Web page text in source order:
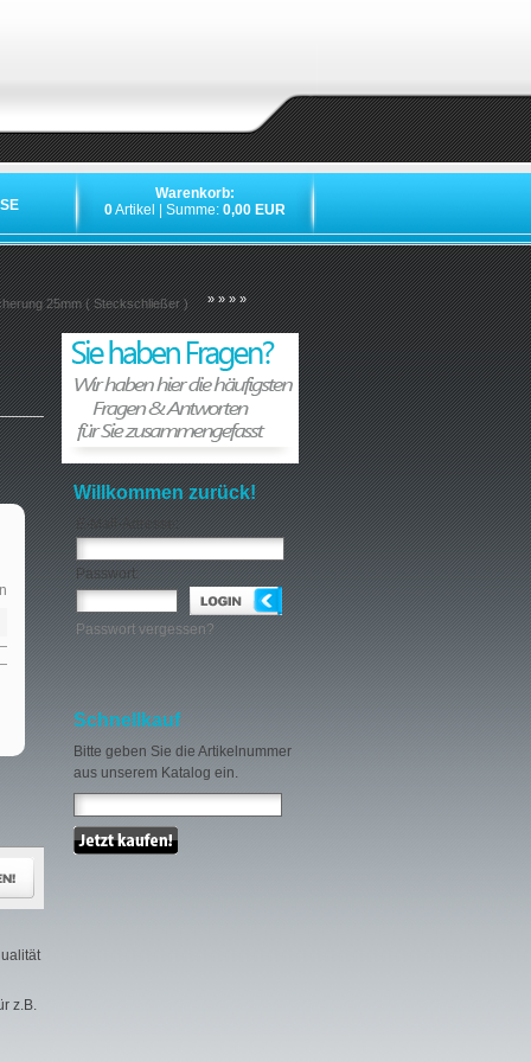
Warenkorb:
0Artikel | Summe: 0,00 EUR
»»»»
25mm ( Steckschließer )
z.B.
Willkommen zurück!
E-Mail-Adresse:
Passwort:
Passwort vergessen?
Schnellkauf
Bitte geben Sie die Artikelnummer
aus unserem Katalog ein.